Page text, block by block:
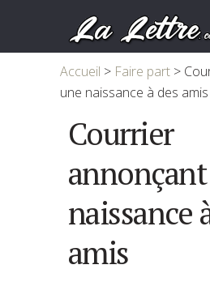
Accueil > Faire part >
une naissance à des amis
Courrier
naissance
amis